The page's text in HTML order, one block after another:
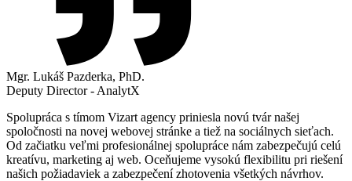
Mgr. Lukáš Pazderka, PhD.
Deputy Director - AnalytX
Spolupráca s tímom Vizart agency priniesla novú tvár našej
spoločnosti na novej webovej stránke a tiež na sociálnych sieťach.
Od začiatku veľmi profesionálnej spolupráce nám zabezpečujú celú
kreatívu, marketing aj web. Oceňujeme vysokú flexibilitu pri riešení
našich požiadaviek a zabezpečení zhotovenia všetkých návrhov.